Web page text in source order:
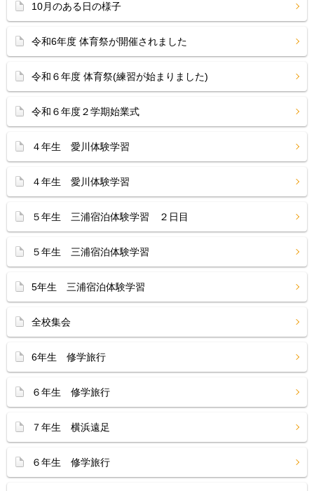
10月のある日の様子
令和6年度 体育祭が開催されました
令和６年度 体育祭(練習が始まりました)
令和６年度２学期始業式
４年生 愛川体験学習
４年生 愛川体験学習
５年生 三浦宿泊体験学習 ２日目
５年生 三浦宿泊体験学習
5年生 三浦宿泊体験学習
全校集会
6年生 修学旅行
６年生 修学旅行
７年生 横浜遠足
６年生 修学旅行